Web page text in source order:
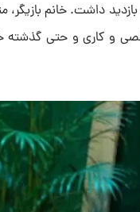
داشت. خانم
شخصی و کاری و حتی